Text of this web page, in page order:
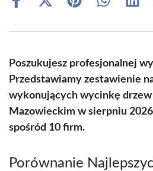
Share
Share
(Twitter)
Share Share
Poszukujesz profesjonalnej
Przedstawiamy zestawienie
wykonujących wycinkę drzew
Mazowieckim w sierpniu
spośród 10 firm.
Porównanie